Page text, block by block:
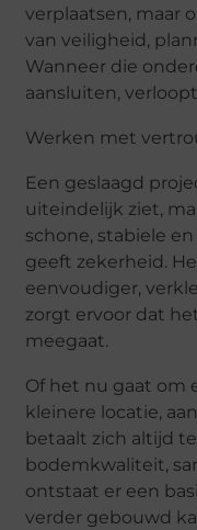
verplaatsen, maar
van veiligheid,
Wanneer die
aansluiten,
Werken met
Een geslaagd
uiteindelijk ziet,
schone, stabiele
geeft zekerheid.
eenvoudiger,
zorgt ervoor dat
meegaat.
Of het nu gaat om
kleinere locatie,
betaalt zich altijd
bodemkwaliteit,
ontstaat er een
verder gebouwd